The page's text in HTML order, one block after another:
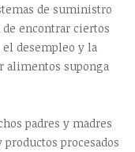
de suministro
encontrar ciertos
el desempleo y la
alimentos suponga
padres y madres
procesados